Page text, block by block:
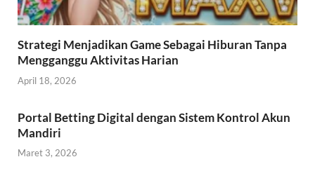
Strategi Menjadikan Game Sebagai Hiburan Tanpa
Mengganggu Aktivitas Harian
April 18, 2026
Portal Betting Digital dengan Sistem Kontrol Akun
Mandiri
Maret 3, 2026